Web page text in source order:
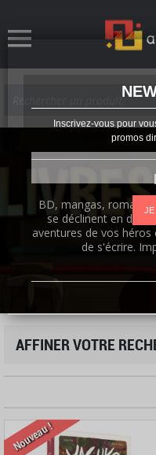
Inscrivez-vous pour
promos
JE
BD, mangas, romans,
se déclinent en de
aventures de vos
de s'écrire.
AFFINER VOTRE
Nouveau !